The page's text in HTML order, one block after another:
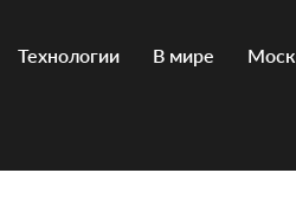
Технологии В мире